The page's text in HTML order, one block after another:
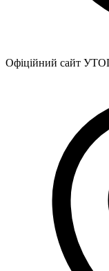
Офіційний сайт